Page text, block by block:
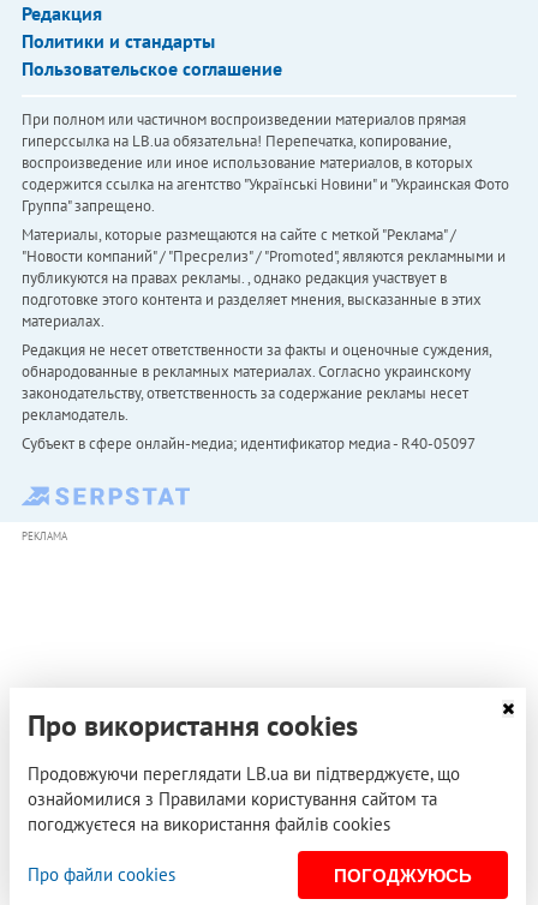
Редакция
Политики и стандарты
Пользовательское соглашение
При полном или частичном воспроизведении материалов прямая
гиперссылка на LB.ua обязательна! Перепечатка, копирование,
воспроизведение или иное использование материалов, в которых
содержится ссылка на агентство "Українськi Новини" и "Украинская Фото
Группа" запрещено.
Материалы, которые размещаются на сайте с меткой "Реклама" /
"Новости компаний" / "Пресрелиз" / "Promoted", являются рекламными и
публикуются на правах рекламы. , однако редакция участвует в
подготовке этого контента и разделяет мнения, высказанные в этих
материалах.
Редакция не несет ответственности за факты и оценочные суждения,
обнародованные в рекламных материалах. Согласно украинскому
законодательству, ответственность за содержание рекламы несет
рекламодатель.
Субъект в сфере онлайн-медиа; идентификатор медиа - R40-05097
РЕКЛАМА
Про використання cookies
Продовжуючи переглядати LB.ua ви підтверджуєте, що
ознайомилися з Правилами користування сайтом та
погоджуєтеся на використання файлів cookies
Про файли cookies ПОГОДЖУЮСЬ